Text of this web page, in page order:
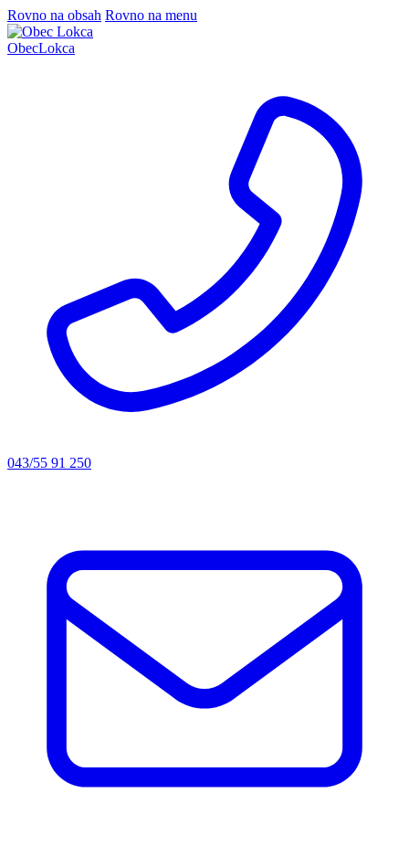
Rovno na obsah Rovno na menu
ObecLokca
043/55 91 250